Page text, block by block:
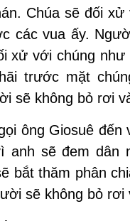
Chúa sẽ đối
các vua ấy.
xử với chúng
trước mặt
sẽ không bỏ rơi
ông Giosuê
anh sẽ đem dân
bắt thăm phân
sẽ không bỏ rơi